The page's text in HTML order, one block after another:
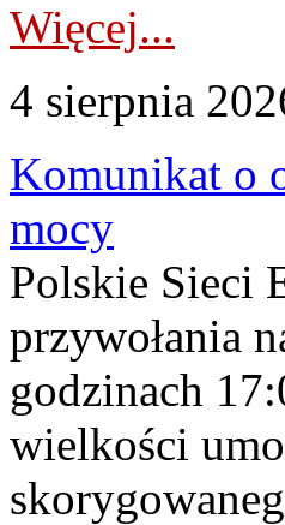
Więcej...
4 sierpnia
Komunikat o
mocy
Polskie Sieci
przywołania
godzinach
wielkości